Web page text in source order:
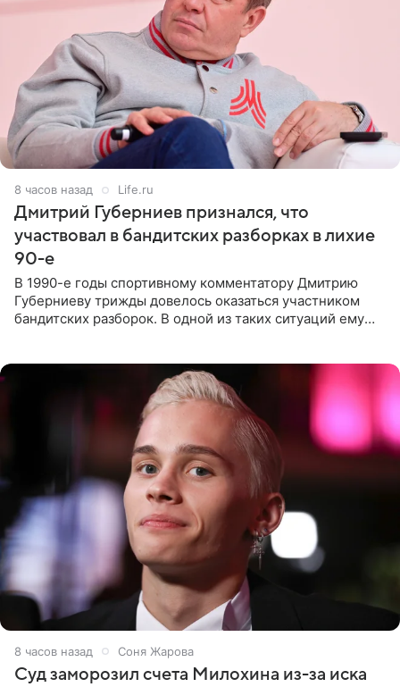
8 часов назад Life.ru
Дмитрий Губерниев признался, что
участвовал в бандитских разборках в лихие
90-е
В 1990-е годы спортивному комментатору Дмитрию
Губерниеву трижды довелось оказаться участником
бандитских разборок. В одной из таких ситуаций ему
8 часов назад Соня Жарова
Суд заморозил счета Милохина из-за иска